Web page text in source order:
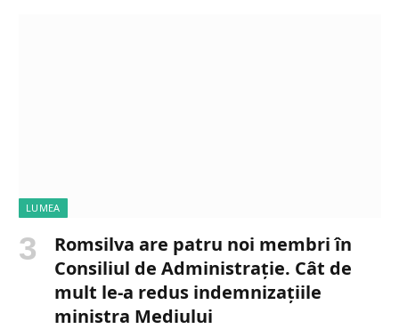
LUMEA
Romsilva are patru noi membri în
Consiliul de Administrație. Cât de
mult le-a redus indemnizațiile
ministra Mediului